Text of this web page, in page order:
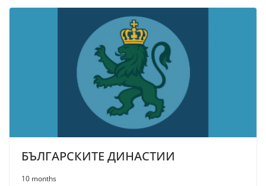
БЪЛГАРСКИТЕ ДИНАСТИИ
10 months